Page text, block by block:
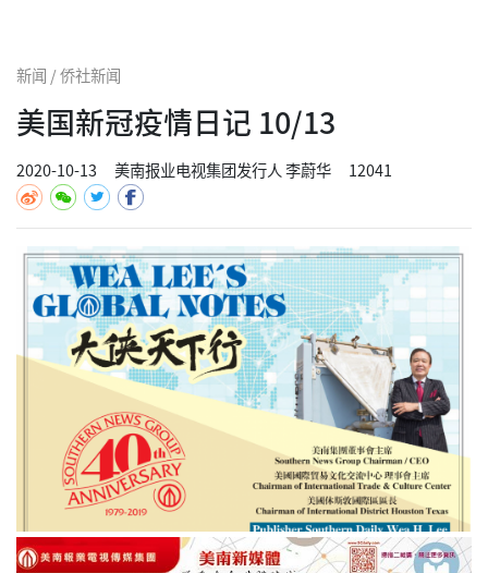
新闻 / 侨社新闻
美国新冠疫情日记 10/13
2020-10-13 美南报业电视集团发行人 李蔚华 12041